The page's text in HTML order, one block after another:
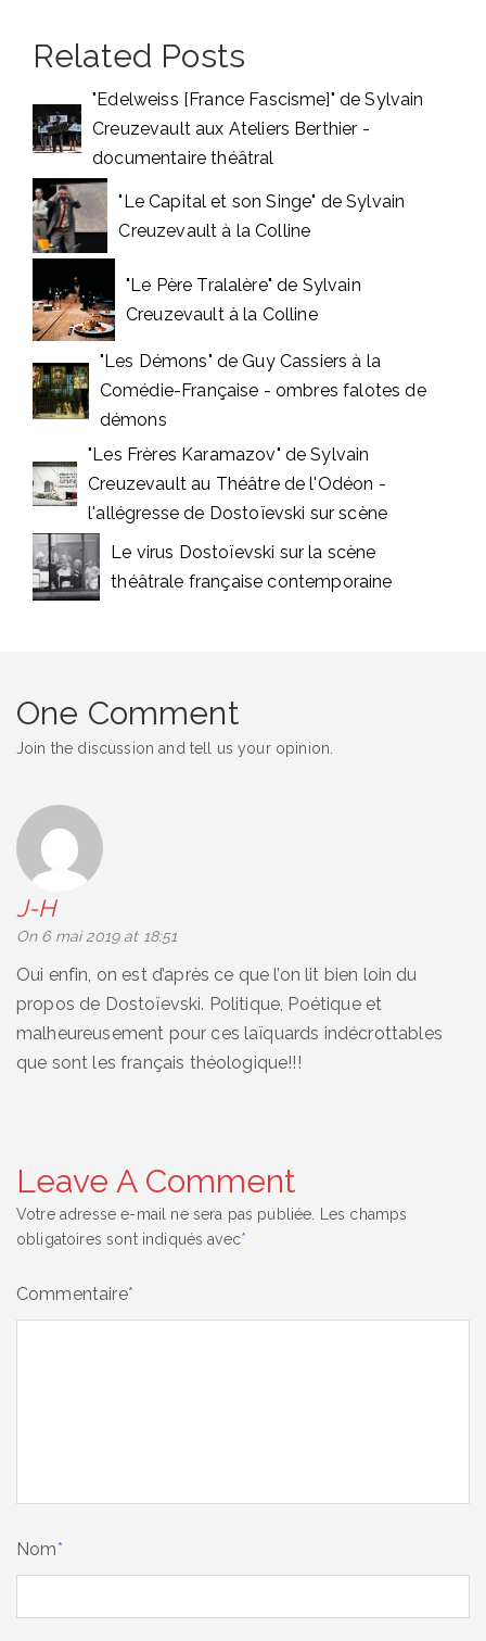
Related Posts
"Edelweiss [France Fascisme]" de Sylvain
Creuzevault aux Ateliers Berthier -
documentaire théâtral
"Le Capital et son Singe" de Sylvain
Creuzevault à la Colline
"Le Père Tralalère" de Sylvain
Creuzevault à la Colline
"Les Démons" de Guy Cassiers à la
Comédie-Française - ombres falotes de
démons
"Les Frères Karamazov" de Sylvain
Creuzevault au Théâtre de l'Odéon -
l'allégresse de Dostoïevski sur scène
Le virus Dostoïevski sur la scène
théâtrale française contemporaine
One Comment
Join the discussion and tell us your opinion.
J-Hsays:
On 6 mai 2019 at 18:51
Oui enfin, on est d’après ce que l’on lit bien loin du
propos de Dostoïevski. Politique, Poétique et
malheureusement pour ces laïquards indécrottables
que sont les français théologique!!!
Leave A Comment
Votre adresse e-mail ne sera pas publiée. Les champs
obligatoires sont indiqués avec*
Commentaire*
Nom*